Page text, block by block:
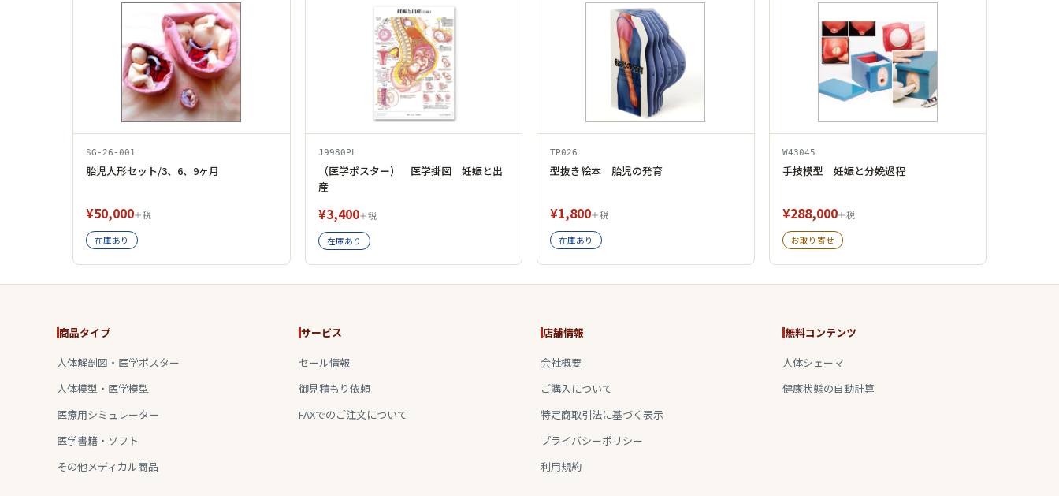
SG-26-001
胎児人形セット/3、6、9ヶ月
¥50,000＋税
在庫あり
J9980PL
（医学ポスター） 医学掛図 妊娠と出
産
¥3,400＋税
在庫あり
TP026
型抜き絵本 胎児の発育
¥1,800＋税
在庫あり
W43045
手技模型 妊娠と分娩過程
¥288,000＋税
お取り寄せ
商品タイプ
人体解剖図・医学ポスター
人体模型・医学模型
医療用シミュレーター
医学書籍・ソフト
その他メディカル商品
サービス
セール情報
御見積もり依頼
FAXでのご注文について
店舗情報
会社概要
ご購入について
特定商取引法に基づく表示
プライバシーポリシー
利用規約
無料コンテンツ
人体シェーマ
健康状態の自動計算